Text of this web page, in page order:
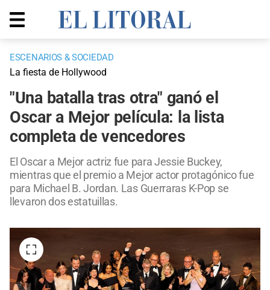
ESCENARIOS & SOCIEDAD
La fiesta de Hollywood
"Una batalla tras otra" ganó el
Oscar a Mejor película: la lista
completa de vencedores
El Oscar a Mejor actriz fue para Jessie Buckey,
mientras que el premio a Mejor actor protagónico fue
para Michael B. Jordan. Las Guerraras K-Pop se
llevaron dos estatuillas.